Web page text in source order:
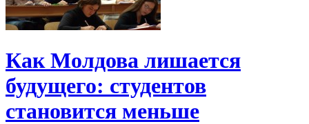
Как Молдова лишается
будущего: студентов
становится меньше